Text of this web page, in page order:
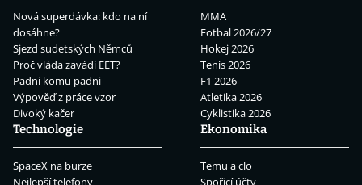
Nová superdávka: kdo na ní
dosáhne?
Sjezd sudetských Němců
Proč vláda zavádí EET?
Padni komu padni
Výpověď z práce vzor
Divoký kačer
MMA
Fotbal 2026/27
Hokej 2026
Tenis 2026
F1 2026
Atletika 2026
Cyklistika 2026
Technologie
SpaceX na burze
Nejlepší telefony
Ekonomika
Temu a clo
Spořicí účty